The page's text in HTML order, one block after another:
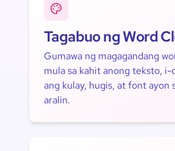
Tagabuo ng Word
Gumawa ng magagandang
mula sa kahit anong teksto, i-
ang kulay, hugis, at font ayon
aralin.